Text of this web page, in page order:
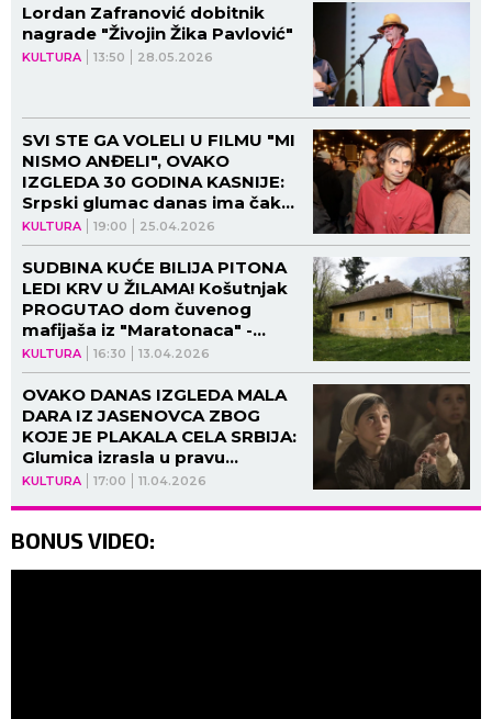
KULTURA 13:50 28.05.2026
Lordan Zafranović dobitnik
nagrade "Živojin Žika Pavlović"
KULTURA 19:00 25.04.2026
SVI STE GA VOLELI U FILMU "MI
NISMO ANĐELI", OVAKO
IZGLEDA 30 GODINA KASNIJE:
Srpski glumac danas ima čak
petoro dece (GALERIJA)
KULTURA 16:30 13.04.2026
SUDBINA KUĆE BILIJA PITONA
LEDI KRV U ŽILAMA! Košutnjak
PROGUTAO dom čuvenog
mafijaša iz "Maratonaca" -
prizori kao iz najstrašnijeg
HOROR FILMA (VIDEO)
KULTURA 17:00 11.04.2026
OVAKO DANAS IZGLEDA MALA
DARA IZ JASENOVCA ZBOG
KOJE JE PLAKALA CELA SRBIJA:
Glumica izrasla u pravu
LEPOTICU, radi na porodičnom
BONUS VIDEO: